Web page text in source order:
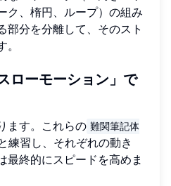
ク、楕円、ループ）の組み
部分を分離して、そのスト
ローモーション」で
ます。これらの 難関筆記体
練習し、それぞれの動き
最終的にスピードを高めま